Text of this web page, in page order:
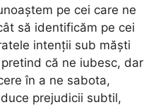
pe cei care ne
să identificăm pe cei
intenții sub măști
că ne iubesc, dar
în a ne sabota,
prejudicii subtil,